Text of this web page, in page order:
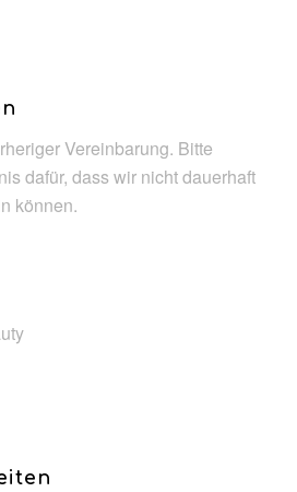
Vereinbarung. Bitte
dafür, dass wir nicht dauerhaft
können.